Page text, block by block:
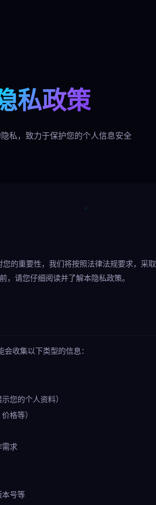
私政策
私，致力于保护您的个人信息安全
的重要性，我们将按照法律法规要求，采
，请您仔细阅读并了解本隐私政策。
收集以下类型的信息：
您的个人资料）
格等）
需求
本号等